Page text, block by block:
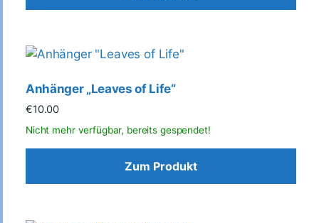
Anhänger „Leaves of Life“
€10.00
Zum Produkt